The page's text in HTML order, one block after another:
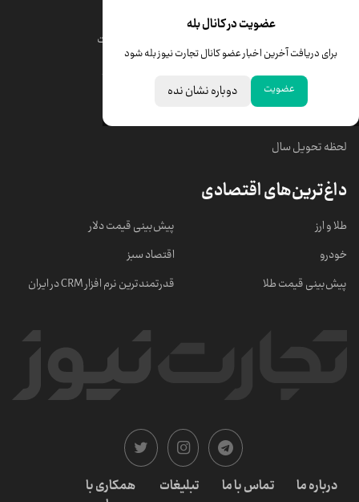
عضویت در کانال بله
برای دریافت آخرین اخبار عضو کانال تجارت نیوز بله شود
عضویت دوباره نشان نده
قیمت درهم امارات
خبرهای مهم
لحظه تحویل سال
داغ‌ترین‌های اقتصادی
طلا و ارز
خودرو
پیش‌بینی قیمت طلا
پیش‌بینی قیمت دلار
اقتصاد سبز
قدرتمندترین نرم‌ افزار CRM در ایران
درباره ما تماس با ما تبلیغات
همکاری با